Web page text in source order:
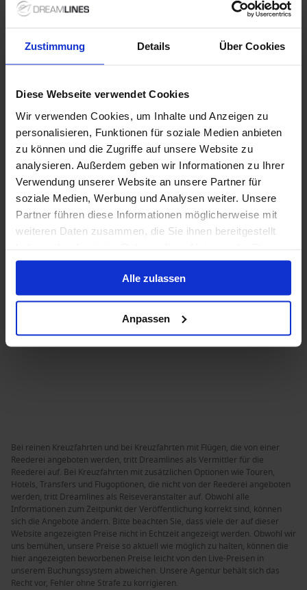
Zustimmung Details Über Cookies
Diese Webseite verwendet Cookies
Wir verwenden Cookies, um Inhalte und Anzeigen zu
personalisieren, Funktionen für soziale Medien anbieten
zu können und die Zugriffe auf unsere Website zu
analysieren. Außerdem geben wir Informationen zu Ihrer
Verwendung unserer Website an unsere Partner für
soziale Medien, Werbung und Analysen weiter. Unsere
Partner führen diese Informationen möglicherweise mit
weiteren Daten zusammen, die Sie ihnen bereitgestellt
gesammelt haben.
Alle zulassen
Anpassen
1 / 22
MSC Musica
3.9 /5 238 Bewertungen
Die MSC Musica hält unzählige Highlights für Sie
bereit. Neben der Havanna Club Raucherlounge und
einem Zen-Garten gibt es an Bord sogar einen
dreistufigen Wasserfall. Machen Sie sich selbst ein
Bild und kommen Sie an Bord.
Letzte Renovierung :
2019
EUR, USD
Passagiere:
3013
Deckplan anzeigen
Mehr erfahren
Bei reinen Kreuzfahrten und bei Kreuzfahrten mit Flügen, die von einer
Reederei angeboten werden, tritt Dreamlines als Vermittler für die
Reederei auf. Bei Kreuzfahrten mit zusätzlichen Optionen wie Touren,
Hotels, Transfers und Flugoptionen, die nicht von der Reederei angeboten
werden, tritt Dreamlines als Reiseveranstalter auf. Obwohl alle
Informationen zum Zeitpunkt der Veröffentlichung korrekt sind, können
sich die Angebote ändern. Bitte beachten Sie, dass viele der auf dieser
Website angezeigten Preise nicht in Echtzeit angezeigt werden. Obwohl wir
uns bemühen, unsere Preise so aktuell wie möglich zu halten, können die
hier angezeigten beworbenen Preise leicht von den Live-Preisen in
unserem Buchungssystem abweichen. Unsere Agentur behält sich das
Recht vor, Fehler ohne Strafe zu korrigieren.